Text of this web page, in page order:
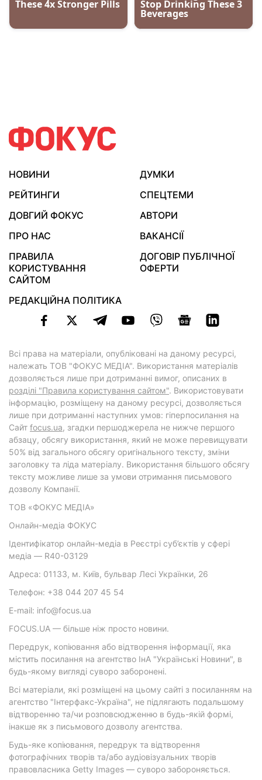
НОВИНИ
ДУМКИ
РЕЙТИНГИ
СПЕЦТЕМИ
ДОВГИЙ ФОКУС
АВТОРИ
ПРО НАС
ВАКАНСІЇ
ПРАВИЛА
КОРИСТУВАННЯ
САЙТОМ
ДОГОВІР ПУБЛІЧНОЇ
ОФЕРТИ
РЕДАКЦІЙНА ПОЛІТИКА
Всі права на матеріали, опубліковані на даному ресурсі,
належать ТОВ "ФОКУС МЕДІА". Використання матеріалів
дозволяється лише при дотриманні вимог, описаних в
розділі "Правила користування сайтом". Використовувати
інформацію, розміщену на даному ресурсі, дозволяється
лише при дотриманні наступних умов: гіперпосилання на
Cайт focus.ua, згадки першоджерела не нижче першого
абзацу, обсягу використання, який не може перевищувати
50% від загального обсягу оригінального тексту, зміни
заголовку та ліда матеріалу. Використання більшого обсягу
тексту можливе лише за умови отримання письмового
дозволу Компанії.
ТОВ «ФОКУС МЕДІА»
Онлайн-медіа ФОКУС
Ідентифікатор онлайн-медіа в Реєстрі суб’єктів у сфері
медіа — R40-03129
Адреса: 01133, м. Київ, бульвар Лесі Українки, 26
Телефон: +38 044 207 45 54
E-mail: info@focus.ua
FOCUS.UA — більше ніж просто новини.
Передрук, копіювання або відтворення інформації, яка
містить посилання на агентство ІнА "Українські Новини", в
будь-якому вигляді суворо заборонені.
Всі матеріали, які розміщені на цьому сайті з посиланням на
агентство "Інтерфакс-Україна", не підлягають подальшому
відтворенню та/чи розповсюдженню в будь-якій формі,
інакше як з письмового дозволу агентства.
Будь-яке копіювання, передрук та відтворення
фотографічних творів та/або аудіовізуальних творів
правовласника Getty Images — суворо забороняється.